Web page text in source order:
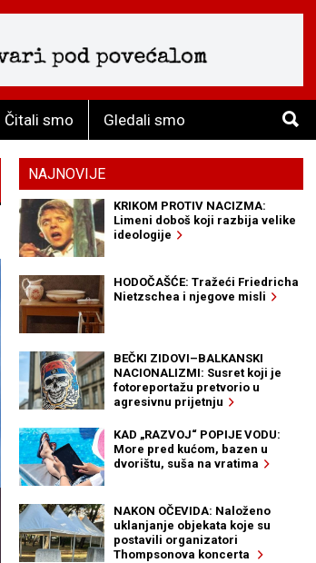
Čitali smo Gledali smo
NAJNOVIJE
KRIKOM PROTIV NACIZMA:
Limeni doboš koji razbija velike
ideologije
HODOČAŠĆE: Tražeći Friedricha
Nietzschea i njegove misli
BEČKI ZIDOVI–BALKANSKI
NACIONALIZMI: Susret koji je
fotoreportažu pretvorio u
agresivnu prijetnju
KAD „RAZVOJ“ POPIJE VODU:
More pred kućom, bazen u
dvorištu, suša na vratima
NAKON OČEVIDA: Naloženo
uklanjanje objekata koje su
postavili organizatori
Thompsonova koncerta